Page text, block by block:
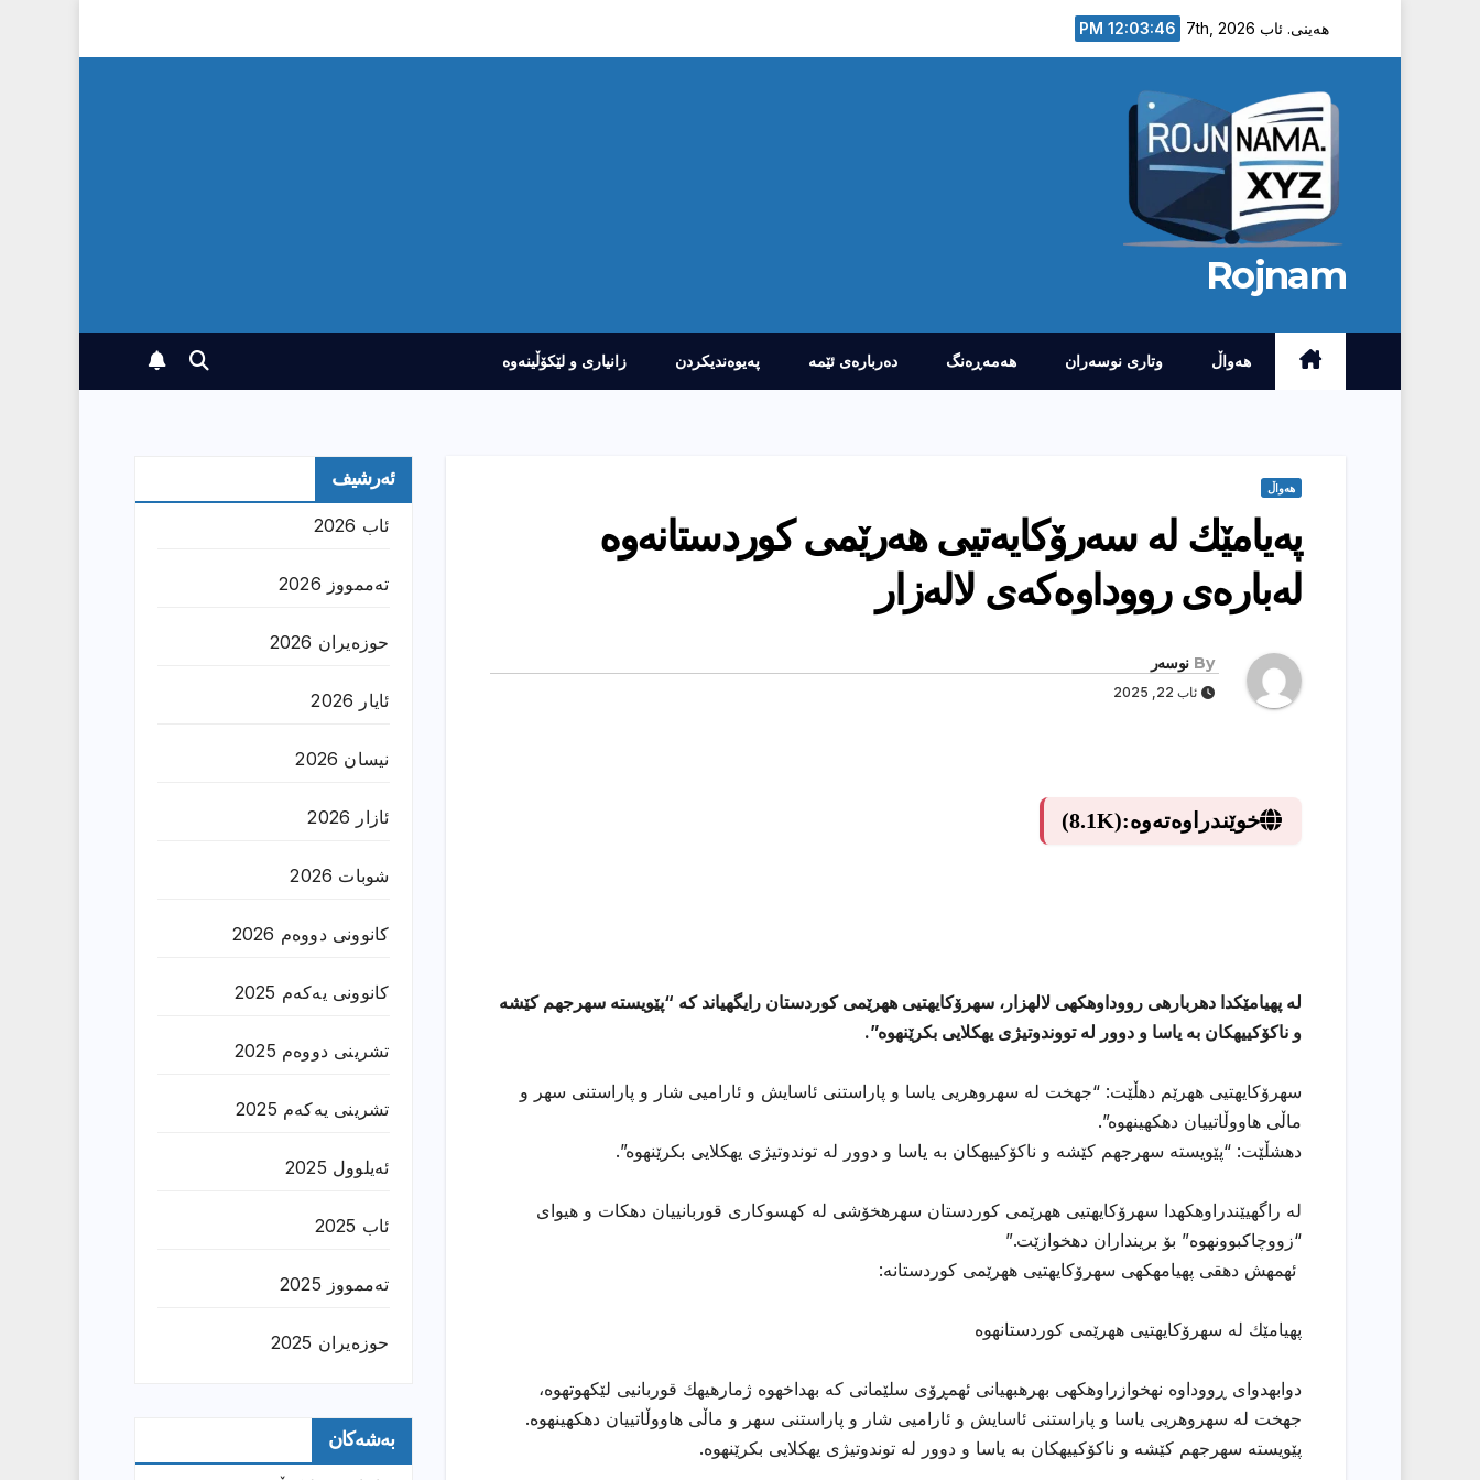
هەینی. ئاب 7th, 2026 12:03:47 PM
Rojnam
هەواڵ وتارى نوسەران هەمەڕەنگ دەربارەى ئێمە پەیوەندیکردن زانیارى و لێکۆڵینەوە
هەواڵ
په‌یامێك له‌ سه‌رۆكایه‌تیی هه‌رێمی كوردستانه‌وه‌
له‌باره‌ی رووداوه‌كه‌ی لاله‌زار
By نوسەر
ئاب 22, 2025
خوێندراوەتەوە:(8.1K)
له پهیامێكدا دهربارهی رووداوهكهی لالهزار، سهرۆكایهتیی ههرێمی كوردستان رایگهیاند كه “پێویسته سهرجهم كێشه
و ناكۆكییهكان به یاسا و دوور له تووندوتیژی یهكلایی بكرێنهوه”.
سهرۆكایهتیی ههرێم دهڵێت: “جهخت له سهروهریی یاسا و پاراستنی ئاسایش و ئارامیی شار و پاراستنی سهر و
ماڵی هاووڵاتییان دهكهینهوه”.
دهشڵێت: “پێویسته سهرجهم كێشه و ناكۆكییهكان به یاسا و دوور له توندوتیژی یهكلایی بكرێنهوه”.
له راگهیێندراوهكهدا سهرۆكایهتیی ههرێمی كوردستان سهرهخۆشی له كهسوكاری قوربانییان دهكات و هیوای
“زووچاكبوونهوه” بۆ برینداران دهخوازێت.”
ئهمهش دهقی پهیامهكهی سهرۆكایهتیی ههرێمی كوردستانه:
پهیامێك له سهرۆكایهتیی ههرێمی كوردستانهوه
دوابهدوای ڕووداوه نهخوازراوهكهی بهرهبهیانی ئهمڕۆی سلێمانی كه بهداخهوه ژمارهیهك قوربانیی لێكهوتهوه،
جهخت له سهروهریی یاسا و پاراستنی ئاسایش و ئارامیی شار و پاراستنی سهر و ماڵی هاووڵاتییان دهكهینهوه.
پێویسته سهرجهم كێشه و ناكۆكییهكان به یاسا و دوور له توندوتیژی یهكلایی بكرێنهوه.
ئەرشیف
ئاب 2026
تەممووز 2026
حوزه‌یران 2026
ئایار 2026
نیسان 2026
ئازار 2026
شوبات 2026
کانوونی دووەم 2026
کانوونی یەکەم 2025
تشرینی دووەم 2025
تشرینی یەکەم 2025
ئەیلوول 2025
ئاب 2025
تەممووز 2025
حوزه‌یران 2025
بەشەکان